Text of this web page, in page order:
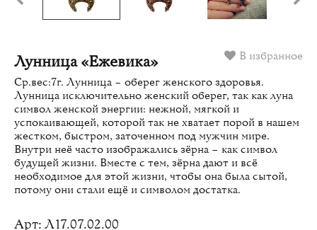
В избранное
Лунница «Ежевика»
Ср.вес:7г. Лунница – оберег женского здоровья.
Лунница исключительно женский оберег, так как луна
символ женской энергии: нежной, мягкой и
успокаивающей, которой так не хватает порой в нашем
жестком, быстром, заточенном под мужчин мире.
Внутри неё часто изображались зёрна – как символ
будущей жизни. Вместе с тем, зёрна дают и всё
необходимое для этой жизни, чтобы она была сытой,
потому они стали ещё и символом достатка.
Арт: Л17.07.02.00